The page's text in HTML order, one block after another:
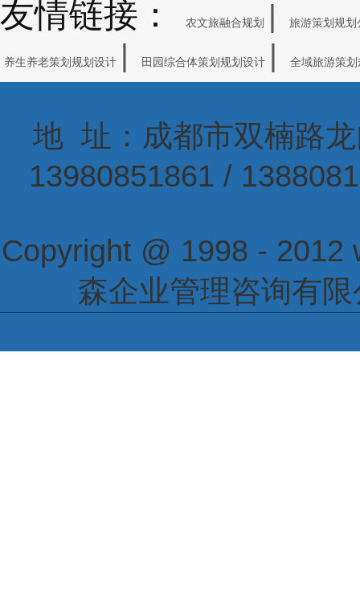
友情链接： 农文旅融合规划 旅游策划规划
养生养老策划规划设计 田园综合体策划规划设计 全域旅游策
地 址：成都市双楠路
13980851861 /
Copyright @ 1998 -
森企业管理咨询有